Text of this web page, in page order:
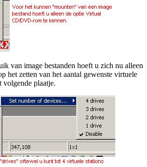
van image bestanden hoeft u zich nu alleen
het zetten van het aantal gewenste virtuele
volgende plaatje.